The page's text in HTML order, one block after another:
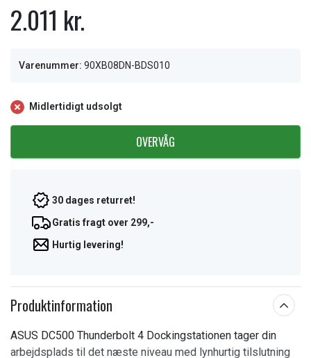
2.011 kr.
Varenummer: 90XB08DN-BDS010
Midlertidigt udsolgt
OVERVÅG
30 dages returret!
Gratis fragt over 299,-
Hurtig levering!
Produktinformation
ASUS DC500 Thunderbolt 4 Dockingstationen tager din
arbejdsplads til det næste niveau med lynhurtig tilslutning